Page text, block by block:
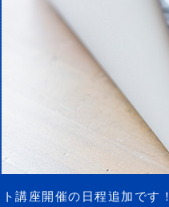
講座開催の日程追加です！